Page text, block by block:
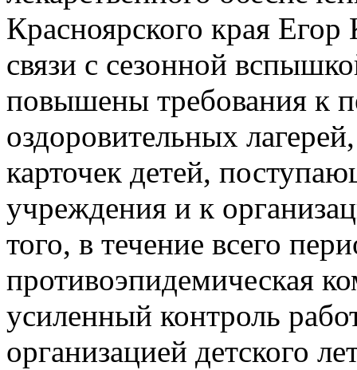
Красноярского края
связи с сезонной
повышены требования к
оздоровительных
карточек детей,
учреждения и к
того, в течение всего
противоэпидемическая
усиленный контроль
организацией детского